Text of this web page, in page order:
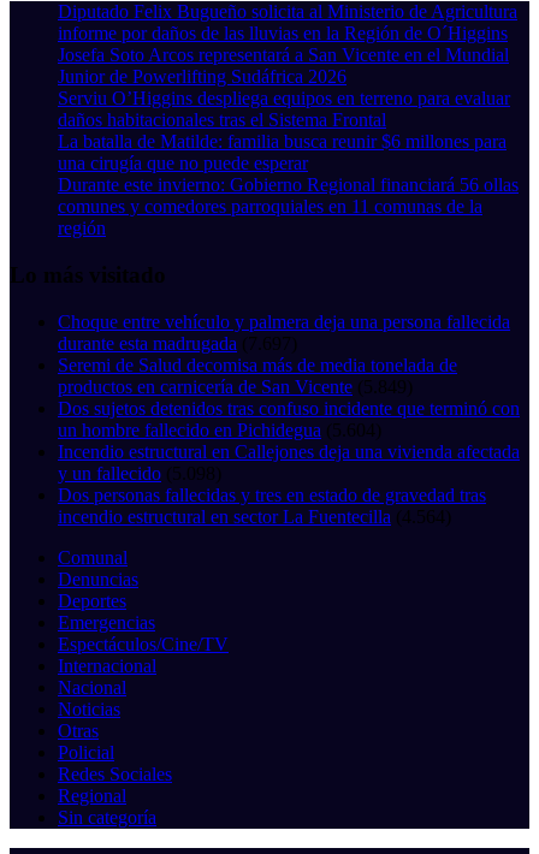
Diputado Felix Bugueño solicita al Ministerio de Agricultura
informe por daños de las lluvias en la Región de O´Higgins
Josefa Soto Arcos representará a San Vicente en el Mundial
Junior de Powerlifting Sudáfrica 2026
Serviu O’Higgins despliega equipos en terreno para evaluar
daños habitacionales tras el Sistema Frontal
La batalla de Matilde: familia busca reunir $6 millones para
una cirugía que no puede esperar
Durante este invierno: Gobierno Regional financiará 56 ollas
comunes y comedores parroquiales en 11 comunas de la
región
Lo más visitado
Choque entre vehículo y palmera deja una persona fallecida
durante esta madrugada (7.697)
Seremi de Salud decomisa más de media tonelada de
productos en carnicería de San Vicente (5.849)
Dos sujetos detenidos tras confuso incidente que terminó con
un hombre fallecido en Pichidegua (5.604)
Incendio estructural en Callejones deja una vivienda afectada
y un fallecido (5.098)
Dos personas fallecidas y tres en estado de gravedad tras
incendio estructural en sector La Fuentecilla (4.564)
Comunal
Denuncias
Deportes
Emergencias
Espectáculos/Cine/TV
Internacional
Nacional
Noticias
Otras
Policial
Redes Sociales
Regional
Sin categoría